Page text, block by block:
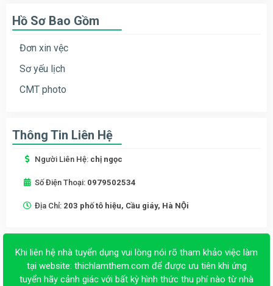
Hồ Sơ Bao Gồm
Đơn xin vệc
Sơ yếu lịch
CMT photo
Thông Tin Liên Hệ
Người Liên Hệ: chị ngọc
Số Điện Thoại: 0979502534
Địa Chỉ: 203 phố tô hiệu, Cầu giáy, Hà NỘi
Khi liên hệ nhà tuyển dụng vui lòng nói rõ tham khảo việc làm
tại website: thichlamthem.com để được ưu tiên khi ứng
tuyển hãy cảnh giác với bất kỳ hình thức thu phí nào từ nhà